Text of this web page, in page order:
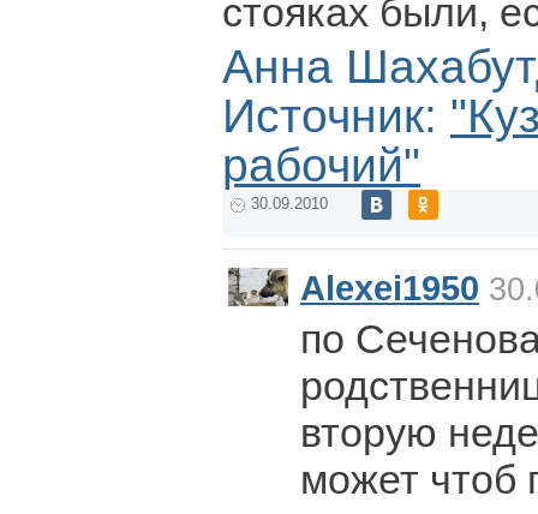
стояках были,
Анна
Источник:
рабочий"
30.09.2010
Alexei1950
по
вторую
может чтоб